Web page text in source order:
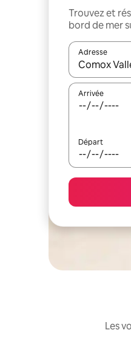
Trouvez et
bord de mer
Adresse
Lorsque les
Arrivée
Départ
Les